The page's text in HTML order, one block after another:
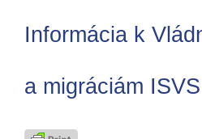
Informácia k
a migráciám ISVS